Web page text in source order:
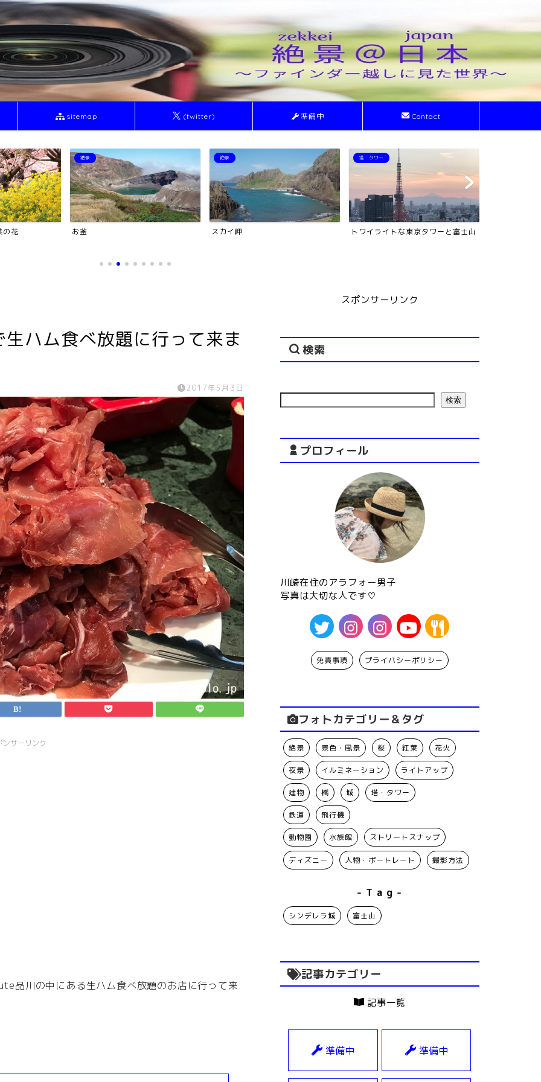
sitemap (twitter) 準備中 Contact
絶景
スカイ岬
塔・タワー
トワイライトな東京タワーと富士山
ライトアップ
ライトアップされた夜の東京駅
ハム食べ放題に行って来ま
2017年5月3日
ンサーリンク
品川の中にある生ハム食べ放題のお店に行って来
スポンサーリンク
検索
検索
プロフィール
川崎在住のアラフォー男子
写真は大切な人です♡
免責事項 プライバシーポリシー
フォトカテゴリー＆タグ
絶景 景色・風景 桜 紅葉 花火
夜景 イルミネーション ライトアップ
建物 橋 城 塔・タワー
鉄道 飛行機
動物園 水族館 ストリートスナップ
ディズニー 人物・ポートレート 撮影方法
- T a g -
シンデレラ城 富士山
記事カテゴリー
記事一覧
準備中 準備中